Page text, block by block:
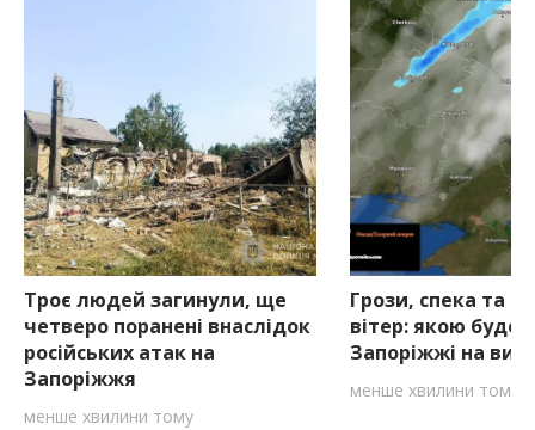
Троє людей загинули, ще
четверо поранені внаслідок
російських атак на
Запоріжжя
менше хвилини тому
Грози, спека та
вітер: якою буде
Запоріжжі на
менше хвилини тому